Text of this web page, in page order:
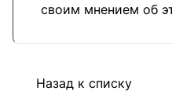
своим мнением об
Назад к списку